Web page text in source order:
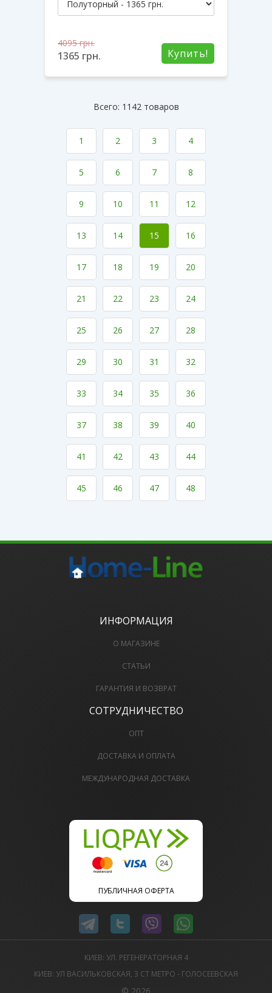
Купить!
4095грн.
1365 грн.
Всего: 1142 товаров
1 2 3 4
5 6 7 8
9 10 11 12
13 14 15 16
17 18 19 20
21 22 23 24
25 26 27 28
29 30 31 32
33 34 35 36
37 38 39 40
41 42 43 44
45 46 47 48
ИНФОРМАЦИЯ
О МАГАЗИНЕ
СТАТЬИ
ГАРАНТИЯ И ВОЗВРАТ
СОТРУДНИЧЕСТВО
ОПТ
ДОСТАВКА И ОПЛАТА
МЕЖДУНАРОДНАЯ ДОСТАВКА
ПУБЛИЧНАЯ ОФЕРТА
КИЕВ: УЛ. РЕГЕНЕРАТОРНАЯ 4
КИЕВ: УЛ ВАСИЛЬКОВСКАЯ, 3 СТ МЕТРО - ГОЛОСЕЕВСКАЯ